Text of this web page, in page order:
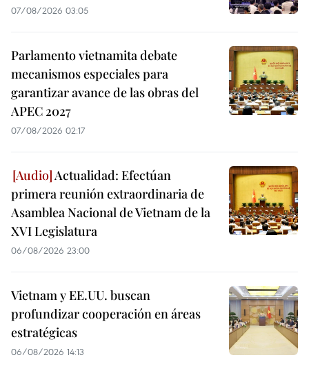
07/08/2026 03:05
Parlamento vietnamita debate
mecanismos especiales para
garantizar avance de las obras del
APEC 2027
07/08/2026 02:17
Actualidad: Efectúan
primera reunión extraordinaria de
Asamblea Nacional de Vietnam de la
XVI Legislatura
06/08/2026 23:00
Vietnam y EE.UU. buscan
profundizar cooperación en áreas
estratégicas
06/08/2026 14:13